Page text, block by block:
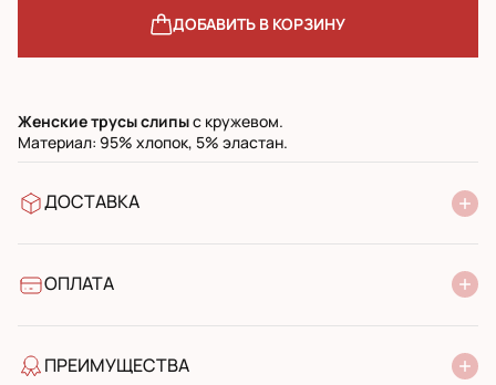
ДОБАВИТЬ В КОРЗИНУ
Женские трусы слипыс кружевом.
Материал: 95% хлопок, 5% эластан.
ДОСТАВКА
УкрПочта стандарт
ОПЛАТА
Банковский перевод
ПРЕИМУЩЕСТВА